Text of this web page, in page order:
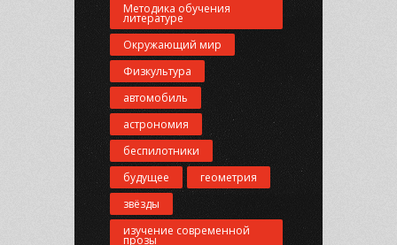
Методика обучения
литературе
Окружающий мир
Физкультура
автомобиль
астрономия
беспилотники
будущее
геометрия
звёзды
изучение современной
прозы